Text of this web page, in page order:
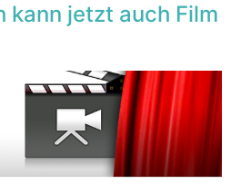
kann jetzt auch Film